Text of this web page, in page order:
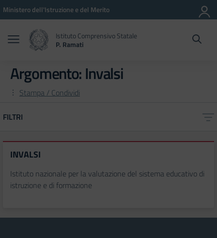
Vai ai contenuti
Vai al menu di navigazione
Vai al footer
Ministero dell'Istruzione e del Merito
Istituto Comprensivo Statale
P. Ramati
Argomento: Invalsi
Stampa / Condividi
FILTRI
INVALSI
Istituto nazionale per la valutazione del sistema educativo di
istruzione e di formazione